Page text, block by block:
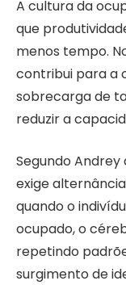
A cultura da
que
menos tempo.
contribui para a
sobrecarga de
reduzir a
Segundo
exige
quando o
ocupado, o
repetindo
surgimento de